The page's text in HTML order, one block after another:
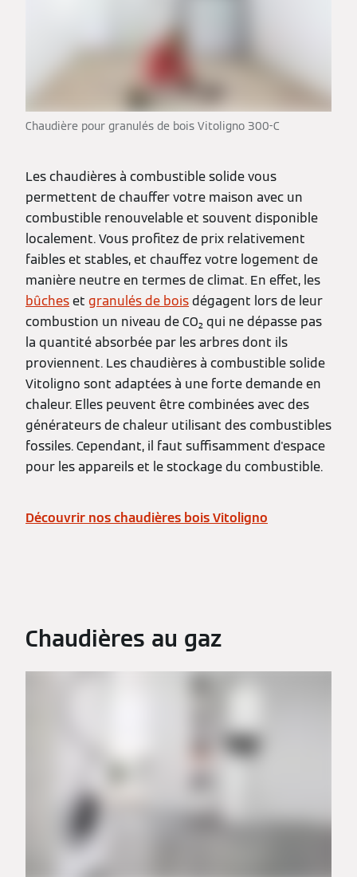
Chaudière pour granulés de bois Vitoligno 300-C
Les chaudières à combustible solide vous
permettent de chauffer votre maison avec un
combustible renouvelable et souvent disponible
localement. Vous profitez de prix relativement
faibles et stables, et chauffez votre logement de
manière neutre en termes de climat. En effet, les
bûcheset granulés de boisdégagent lors de leur
combustion un niveau de CO₂ qui ne dépasse pas
la quantité absorbée par les arbres dont ils
proviennent. Les chaudières à combustible solide
Vitoligno sont adaptées à une forte demande en
chaleur. Elles peuvent être combinées avec des
générateurs de chaleur utilisant des combustibles
fossiles. Cependant, il faut suffisamment d'espace
pour les appareils et le stockage du combustible.
Découvrir nos chaudières bois Vitoligno
Chaudières au gaz